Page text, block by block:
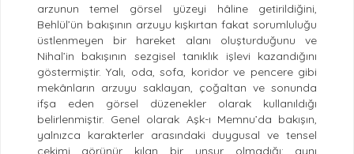
arzunun temel görsel yüzeyi hâline getirildiğini,
Behlül’ün bakışının arzuyu kışkırtan fakat sorumluluğu
üstlenmeyen bir hareket alanı oluşturduğunu ve
Nihal’in bakışının sezgisel tanıklık işlevi kazandığını
göstermiştir. Yalı, oda, sofa, koridor ve pencere gibi
mekânların arzuyu saklayan, çoğaltan ve sonunda
ifşa eden görsel düzenekler olarak kullanıldığı
belirlenmiştir. Genel olarak Aşk-ı Memnu’da bakışın,
yalnızca karakterler arasındaki duygusal ve tensel